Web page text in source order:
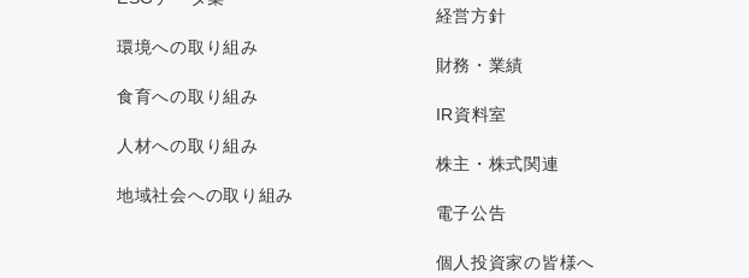
環境への取り組み
食育への取り組み
人材への取り組み
地域社会への取り組み
経営方針
財務・業績
IR資料室
株主・株式関連
電子公告
個人投資家の皆様へ